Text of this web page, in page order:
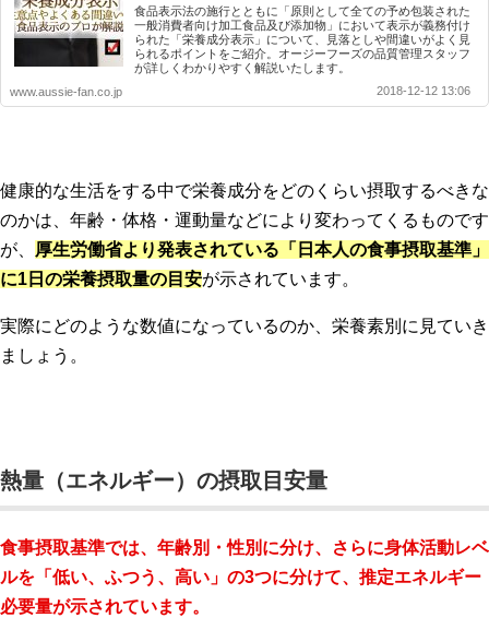
食品表示法の施行とともに「原則として全ての予め包装された
一般消費者向け加工食品及び添加物」において表示が義務付け
られた「栄養成分表示」について、見落としや間違いがよく見
られるポイントをご紹介。オージーフーズの品質管理スタッフ
が詳しくわかりやすく解説いたします。
www.aussie-fan.co.jp
2018-12-12 13:06
健康的な生活をする中で栄養成分をどのくらい摂取するべきな
のかは、年齢・体格・運動量などにより変わってくるものです
が、 厚生労働省より発表されている「日本人の食事摂取基準」
に1日の栄養摂取量の目安が示されています。
実際にどのような数値になっているのか、栄養素別に見ていき
ましょう。
熱量（エネルギー）の摂取目安量
食事摂取基準では、年齢別・性別に分け、さらに身体活動レベ
ルを「低い、ふつう、高い」の3つに分けて、推定エネルギー
必要量が示されています。